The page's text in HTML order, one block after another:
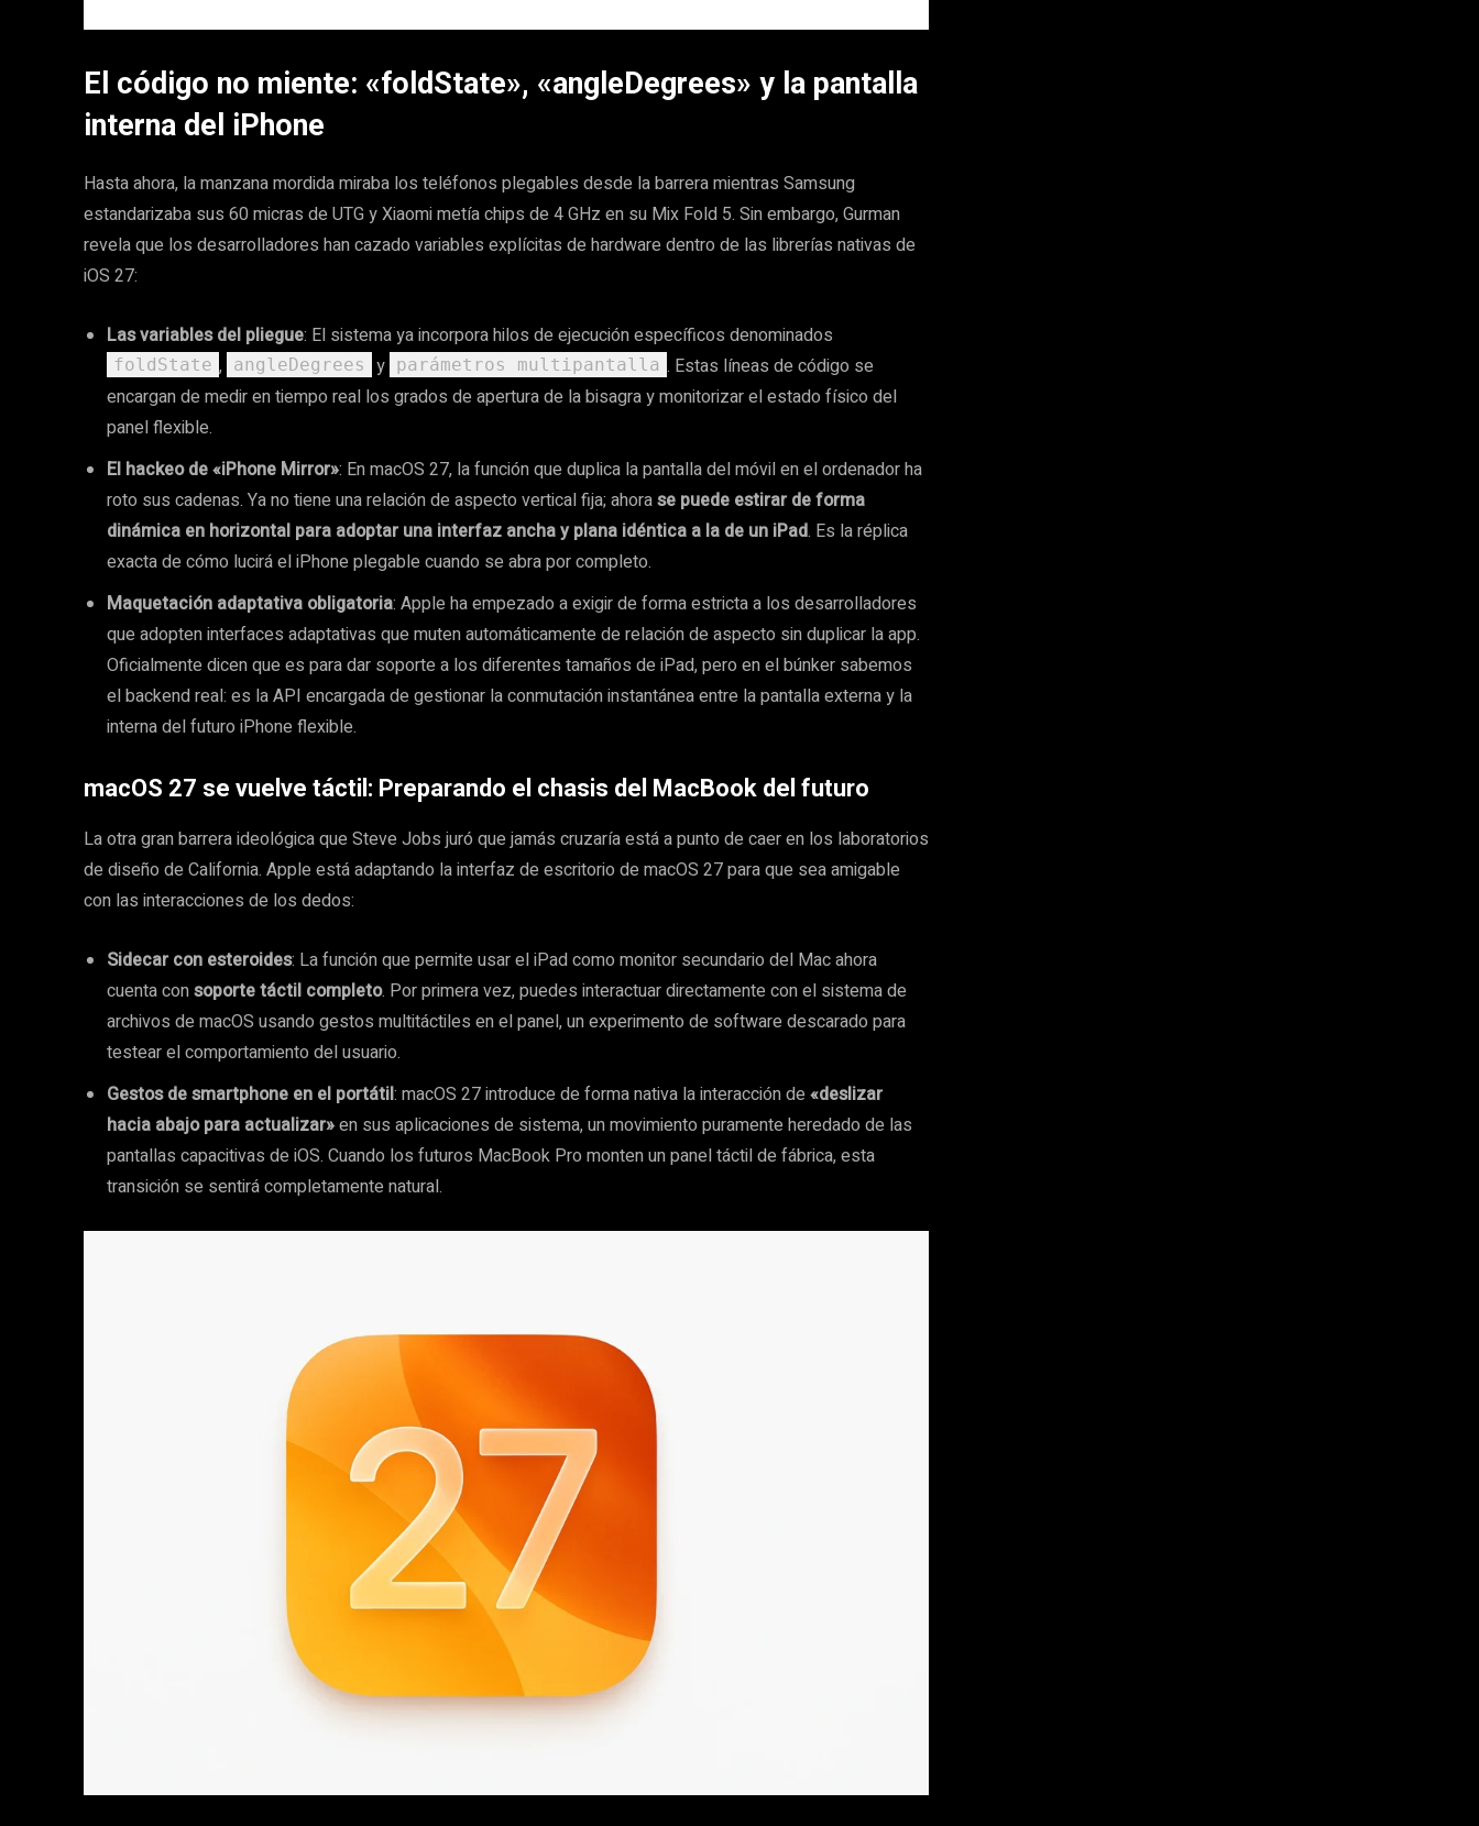
El código no miente: «foldState», «angleDegrees» y la pantalla
interna del iPhone
Hasta ahora, la manzana mordida miraba los teléfonos plegables desde la barrera mientras Samsung
estandarizaba sus 60 micras de UTG y Xiaomi metía chips de 4 GHz en su Mix Fold 5. Sin embargo, Gurman
revela que los desarrolladores han cazado variables explícitas de hardware dentro de las librerías nativas de
iOS 27:
Las variables del pliegue: El sistema ya incorpora hilos de ejecución específicos denominados
foldState , angleDegrees y parámetros multipantalla . Estas líneas de código se
encargan de medir en tiempo real los grados de apertura de la bisagra y monitorizar el estado físico del
panel flexible.
El hackeo de «iPhone Mirror»: En macOS 27, la función que duplica la pantalla del móvil en el ordenador ha
roto sus cadenas. Ya no tiene una relación de aspecto vertical fija; ahorase puede estirar de forma
dinámica en horizontal para adoptar una interfaz ancha y plana idéntica a la de un iPad. Es la réplica
exacta de cómo lucirá el iPhone plegable cuando se abra por completo.
Maquetación adaptativa obligatoria: Apple ha empezado a exigir de forma estricta a los desarrolladores
que adopten interfaces adaptativas que muten automáticamente de relación de aspecto sin duplicar la app.
Oficialmente dicen que es para dar soporte a los diferentes tamaños de iPad, pero en el búnker sabemos
el backend real: es la API encargada de gestionar la conmutación instantánea entre la pantalla externa y la
interna del futuro iPhone flexible.
macOS 27 se vuelve táctil: Preparando el chasis del MacBook del futuro
La otra gran barrera ideológica que Steve Jobs juró que jamás cruzaría está a punto de caer en los laboratorios
de diseño de California. Apple está adaptando la interfaz de escritorio de macOS 27 para que sea amigable
con las interacciones de los dedos:
Sidecar con esteroides: La función que permite usar el iPad como monitor secundario del Mac ahora
cuenta consoporte táctil completo. Por primera vez, puedes interactuar directamente con el sistema de
archivos de macOS usando gestos multitáctiles en el panel, un experimento de software descarado para
testear el comportamiento del usuario.
Gestos de smartphone en el portátil: macOS 27 introduce de forma nativa la interacción de «deslizar
hacia abajo para actualizar»en sus aplicaciones de sistema, un movimiento puramente heredado de las
pantallas capacitivas de iOS. Cuando los futuros MacBook Pro monten un panel táctil de fábrica, esta
transición se sentirá completamente natural.